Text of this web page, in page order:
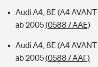
Audi A4, 8E (A4 AVANT
ab 2005(0588 / AAE)
Audi A4, 8E (A4 AVANT
ab 2005(0588 / AAF)